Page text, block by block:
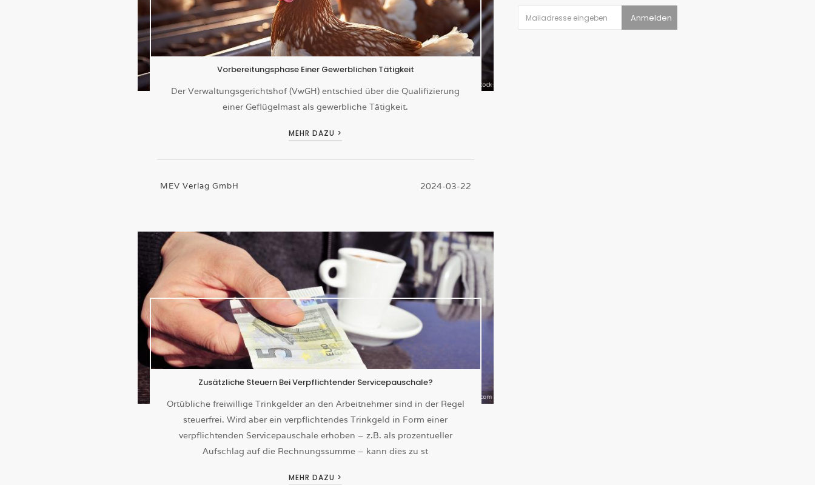
Vorbereitungsphase Einer Gewerblichen Tätigkeit
Der Verwaltungsgerichtshof (VwGH) entschied über die Qualifizierung
einer Geflügelmast als gewerbliche Tätigkeit.
MEHR DAZU >
MEV Verlag GmbH 2024-03-22
Zusätzliche Steuern Bei Verpflichtender Servicepauschale?
Ortübliche freiwillige Trinkgelder an den Arbeitnehmer sind in der Regel
steuerfrei. Wird aber ein verpflichtendes Trinkgeld in Form einer
verpflichtenden Servicepauschale erhoben – z.B. als prozentueller
Aufschlag auf die Rechnungssumme – kann dies zu st
MEHR DAZU >